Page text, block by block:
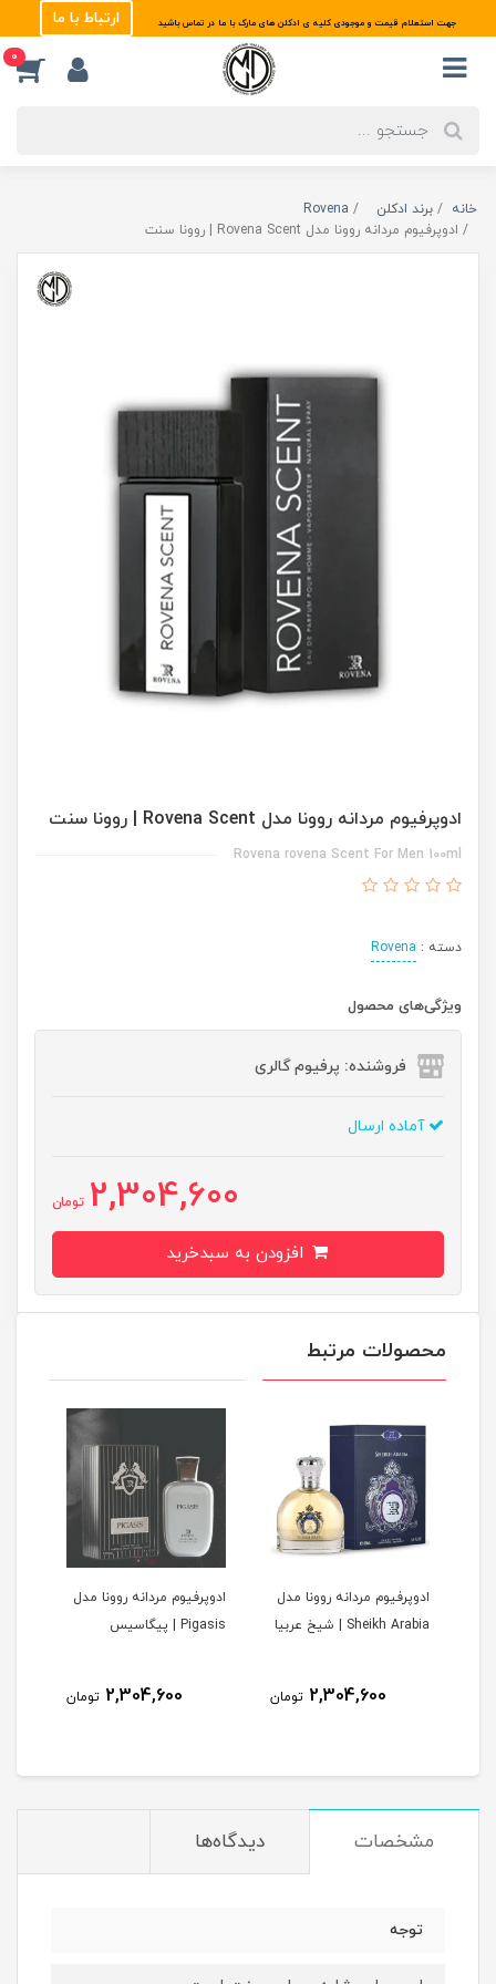
جهت استعلام قیمت و موجودی کلیه ی ادکلن های مارک با ما در تماس باشید ارتباط با ما
0
خانه برند ادکلن
Rovena
ادوپرفیوم مردانه روونا مدل Rovena Scent | روونا سنت
ادوپرفیوم مردانه روونا مدل Rovena Scent | روونا سنت
Rovena rovena Scent For Men 100ml
دسته : Rovena
ویژگی‌های محصول
فروشنده: پرفیوم گالری
آماده ارسال
2,304,600 تومان
محصولات مرتبط
ادوپرفیوم مردانه روونا مدل
Sheikh Arabia | شیخ عربیا
2,304,600 تومان
ادوپرفیوم مردانه روونا مدل
Pigasis | پیگاسیس
2,304,600 تومان
مشخصات دیدگاه‌ها
توجه